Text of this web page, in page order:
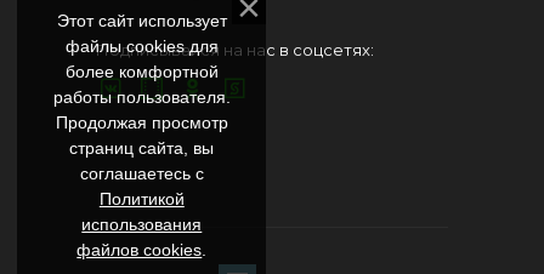
Подписывайся на нас в соцсетях:
Этот сайт использует
файлы cookies для
более комфортной
работы пользователя.
Продолжая просмотр
страниц сайта, вы
соглашаетесь с
Политикой
использования
файлов cookies